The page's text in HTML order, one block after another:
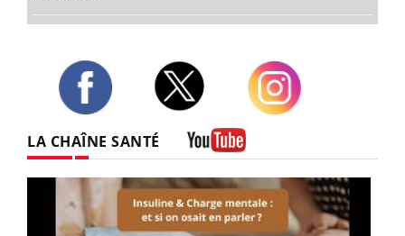
LA CHAÎNE SANTÉ